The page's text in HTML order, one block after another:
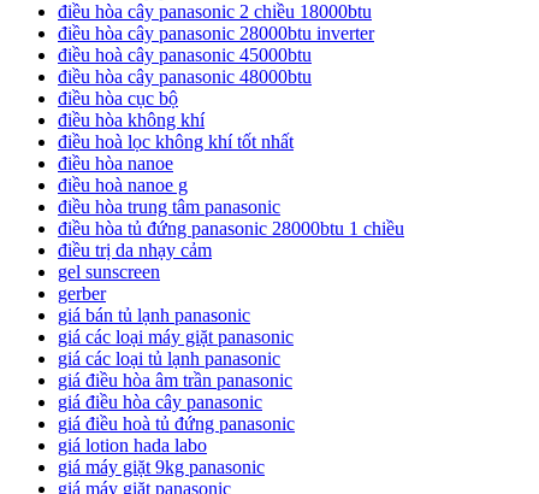
điều hòa cây panasonic 2 chiều 18000btu
điều hòa cây panasonic 28000btu inverter
điều hoà cây panasonic 45000btu
điều hòa cây panasonic 48000btu
điều hòa cục bộ
điều hòa không khí
điều hoà lọc không khí tốt nhất
điều hòa nanoe
điều hoà nanoe g
điều hòa trung tâm panasonic
điều hòa tủ đứng panasonic 28000btu 1 chiều
điều trị da nhạy cảm
gel sunscreen
gerber
giá bán tủ lạnh panasonic
giá các loại máy giặt panasonic
giá các loại tủ lạnh panasonic
giá điều hòa âm trần panasonic
giá điều hòa cây panasonic
giá điều hoà tủ đứng panasonic
giá lotion hada labo
giá máy giặt 9kg panasonic
giá máy giặt panasonic